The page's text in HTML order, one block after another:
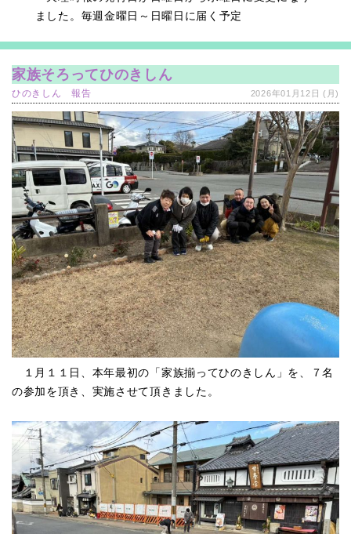
ました。毎週金曜日～日曜日に届く予定
家族そろってひのきしん
2026年01月12日 (月)
ひのきしん 報告
１月１１日、本年最初の「家族揃ってひのきしん」を、７名
の参加を頂き、実施させて頂きました。